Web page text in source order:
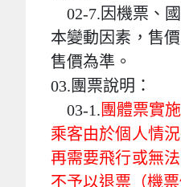
02-7.因機票、
本變動因素，售
售價為準。
03.團票說明：
03-1. 團體票實
乘客由於個人情
再需要飛行或無
不予以退票（機